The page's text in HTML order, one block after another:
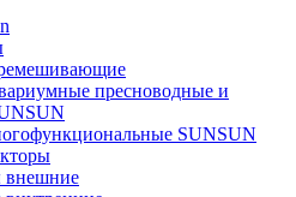
пресноводные и
SUNSUN